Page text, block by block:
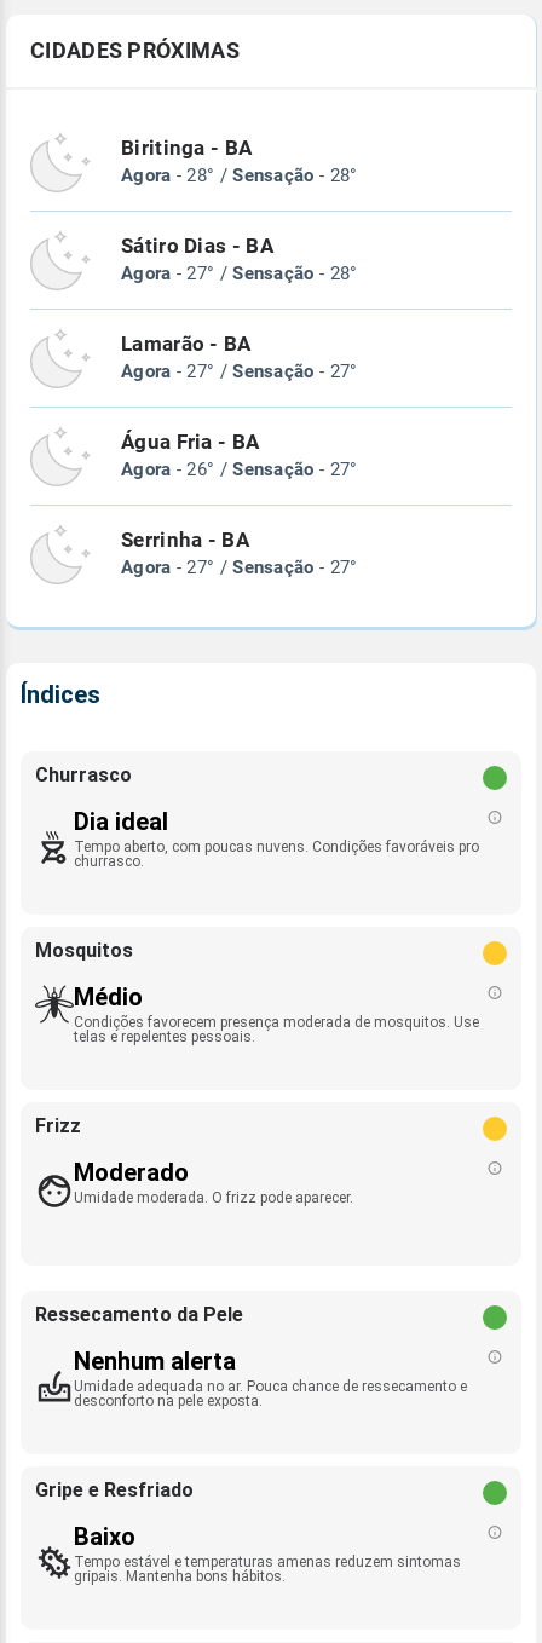
CIDADES PRÓXIMAS
Biritinga - BA
Agora - 28° /Sensação - 28°
Sátiro Dias - BA
Agora - 27° /Sensação - 28°
Lamarão - BA
Agora - 27° /Sensação - 27°
Água Fria - BA
Agora - 26° /Sensação - 27°
Serrinha - BA
Agora - 27° /Sensação - 27°
Índices
Churrasco
Dia ideal
Tempo aberto, com poucas nuvens. Condições favoráveis pro
churrasco.
Mosquitos
Médio
Condições favorecem presença moderada de mosquitos. Use
telas e repelentes pessoais.
Frizz
Moderado
Umidade moderada. O frizz pode aparecer.
Ressecamento da Pele
Nenhum alerta
Umidade adequada no ar. Pouca chance de ressecamento e
desconforto na pele exposta.
Gripe e Resfriado
Baixo
Tempo estável e temperaturas amenas reduzem sintomas
gripais. Mantenha bons hábitos.